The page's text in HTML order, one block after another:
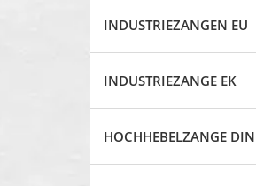
INDUSTRIEZANGEN EU
INDUSTRIEZANGE EK
HOCHHEBELZANGE DIN